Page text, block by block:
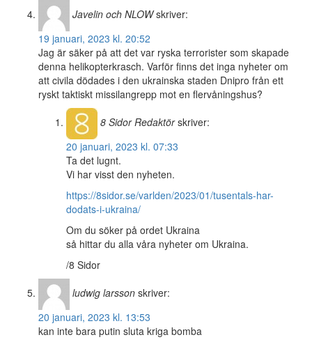
Javelin och NLOW skriver:
19 januari, 2023 kl. 20:52
Jag är säker på att det var ryska terrorister som skapade
denna helikopterkrasch. Varför finns det inga nyheter om
att civila dödades i den ukrainska staden Dnipro från ett
ryskt taktiskt missilangrepp mot en flervåningshus?
8 SidorRedaktör skriver:
20 januari, 2023 kl. 07:33
Ta det lugnt.
Vi har visst den nyheten.
https://8sidor.se/varlden/2023/01/tusentals-har-
dodats-i-ukraina/
Om du söker på ordet Ukraina
så hittar du alla våra nyheter om Ukraina.
/8 Sidor
ludwig larsson skriver:
20 januari, 2023 kl. 13:53
kan inte bara putin sluta kriga bomba